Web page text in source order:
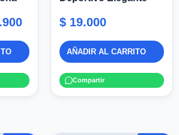
$ 19.000
AÑADIR AL CARRITO
Compartir